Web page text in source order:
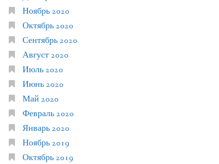
Ноябрь 2020
Октябрь 2020
Сентябрь 2020
Август 2020
Июль 2020
Июнь 2020
Май 2020
Февраль 2020
Январь 2020
Ноябрь 2019
Октябрь 2019